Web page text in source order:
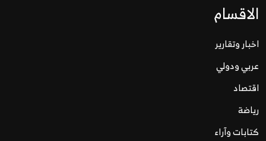
الاقسام
اخبار وتقارير
عربي ودولي
اقتصاد
رياضة
كتابات وآراء